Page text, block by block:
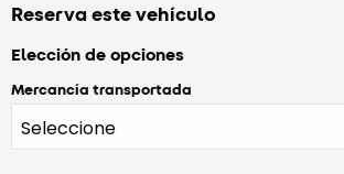
Reserva este vehículo
Elección de opciones
Mercancía transportada